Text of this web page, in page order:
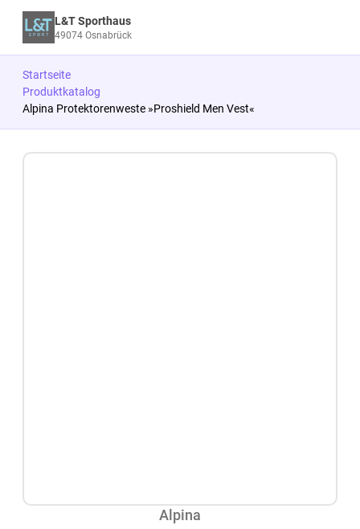
L&T Sporthaus
49074 Osnabrück
Startseite
Produktkatalog
Alpina Protektorenweste »Proshield Men Vest«
Alpina